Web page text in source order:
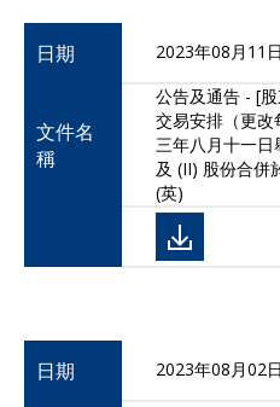
日期 2023年08月11日
文件名
稱
公告及通告 - [
交易安排（更
三年八月十一日
及 (II) 股份合併
(英)
日期 2023年08月02日